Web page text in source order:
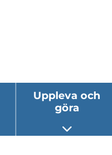
Uppleva och
göra
Öppna